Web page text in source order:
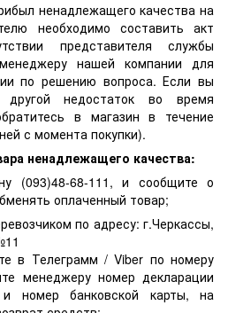
ненадлежащего качества на
необходимо составить акт
представителя службы
нашей компании для
по решению вопроса. Если вы
недостаток во время
в магазин в течение
с момента покупки).
ненадлежащего качества:
(093)48-68-111, и сообщите о
оплаченный товар;
по адресу: г.Черкассы,
в Телеграмм / Viber по номеру
менеджеру номер декларации
и номер банковской карты, на